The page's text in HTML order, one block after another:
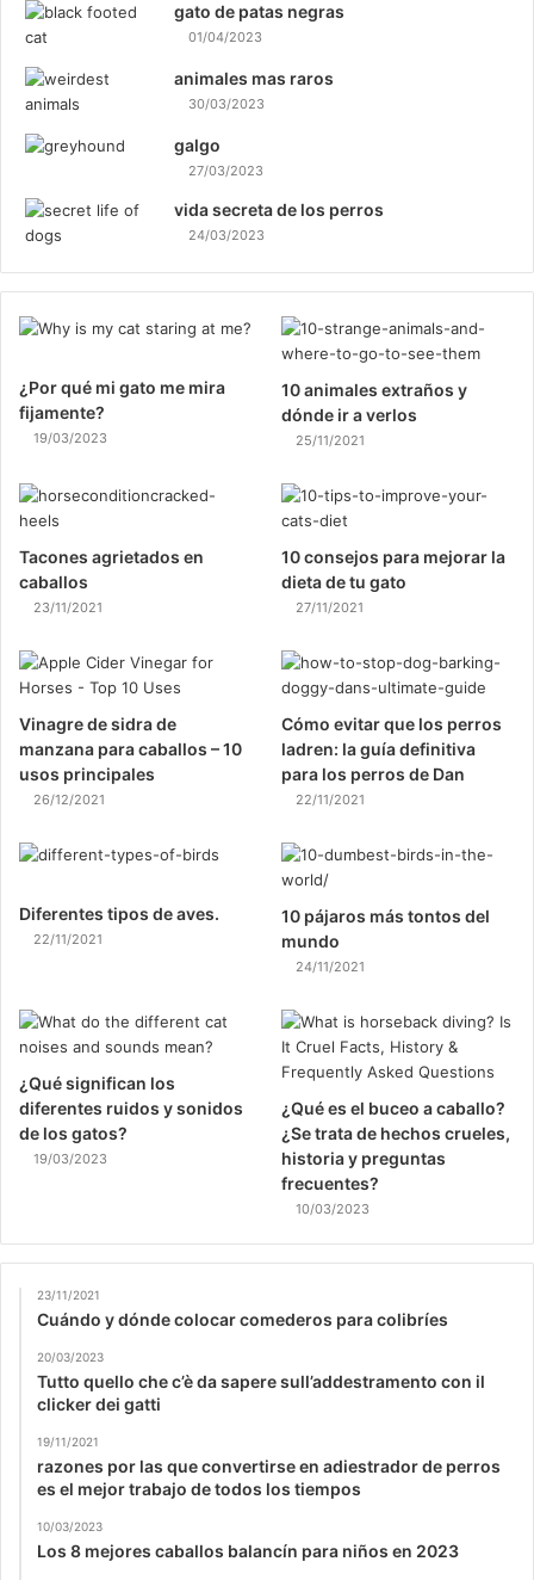
gato de patas negras
01/04/2023
animales mas raros
30/03/2023
galgo
27/03/2023
vida secreta de los perros
24/03/2023
¿Por qué mi gato me mira
fijamente?
19/03/2023
10 animales extraños y
dónde ir a verlos
25/11/2021
Tacones agrietados en
caballos
23/11/2021
10 consejos para mejorar la
dieta de tu gato
27/11/2021
Vinagre de sidra de
manzana para caballos – 10
usos principales
26/12/2021
Cómo evitar que los perros
ladren: la guía definitiva
para los perros de Dan
22/11/2021
Diferentes tipos de aves.
22/11/2021
10 pájaros más tontos del
mundo
24/11/2021
¿Qué significan los
diferentes ruidos y sonidos
de los gatos?
19/03/2023
¿Qué es el buceo a caballo?
¿Se trata de hechos crueles,
historia y preguntas
frecuentes?
10/03/2023
23/11/2021
Cuándo y dónde colocar comederos para colibríes
20/03/2023
Tutto quello che c’è da sapere sull’addestramento con il
clicker dei gatti
19/11/2021
razones por las que convertirse en adiestrador de perros
es el mejor trabajo de todos los tiempos
10/03/2023
Los 8 mejores caballos balancín para niños en 2023